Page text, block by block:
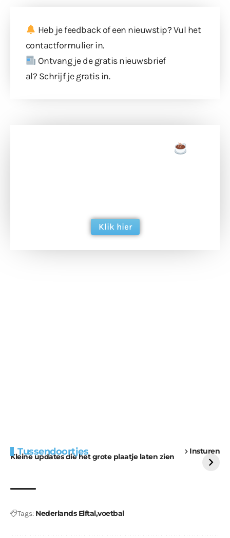
Heb je feedback of een nieuwstip? Vul het
contactformulierin.
Ontvang je de gratis nieuwsbrief
al? Schrijf je gratis in.
Klik hier
Tussendoortjes Insturen
Kleine updates die het grote plaatje laten zien
voor kabouters
uitdaging
Tags: Nederlands Elftalvoetbal